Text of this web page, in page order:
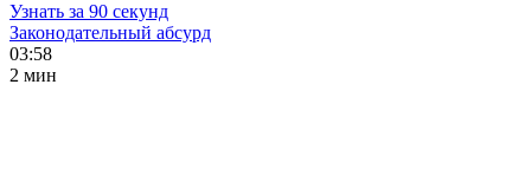
Узнать за 90 секунд
Законодательный абсурд
03:58
2 мин